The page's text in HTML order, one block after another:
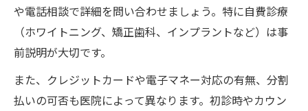
や電話相談で詳細を問い合わせましょう。特に自費診療
（ホワイトニング、矯正歯科、インプラントなど）は事
前説明が大切です。
また、クレジットカードや電子マネー対応の有無、分割
払いの可否も医院によって異なります。初診時やカウン